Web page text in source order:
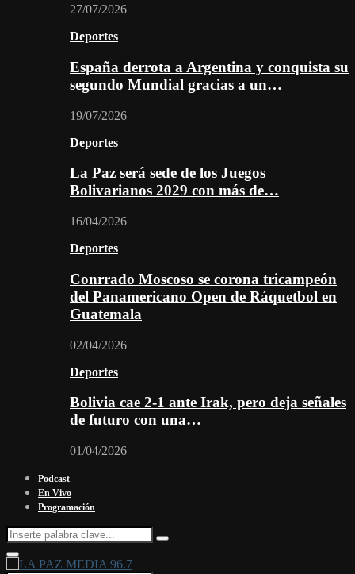
27/07/2026
Deportes
España derrota a Argentina y conquista su
segundo Mundial gracias a un…
19/07/2026
Deportes
La Paz será sede de los Juegos
Bolivarianos 2029 con más de…
16/04/2026
Deportes
Conrrado Moscoso se corona tricampeón
del Panamericano Open de Ráquetbol en
Guatemala
02/04/2026
Deportes
Bolivia cae 2-1 ante Irak, pero deja señales
de futuro con una…
01/04/2026
Podcast
En Vivo
Programación
Search
for:
Search
Facebook
Twitter
Instagram
Youtube
Email
Twitch
Whatsapp
Primary
Menu